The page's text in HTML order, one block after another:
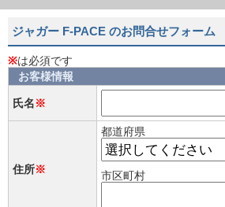
ジャガー F-PACE のお問合せフォーム
※は必須です
お客様情報
氏名※
住所※
都道府県
市区町村